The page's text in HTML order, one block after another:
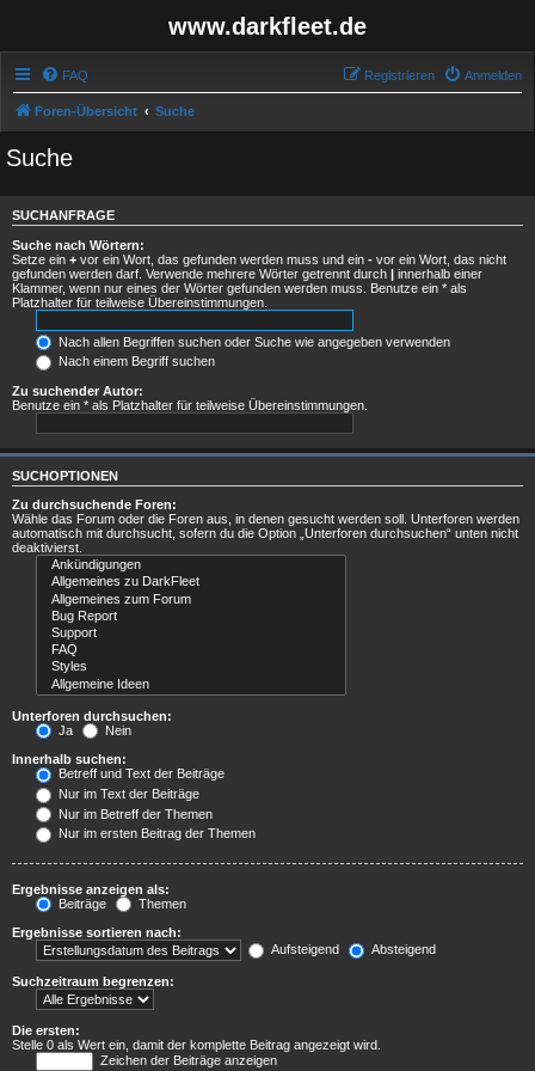
www.darkfleet.de
FAQ Anmelden
Registrieren
Foren-Übersicht Suche
Suche
SUCHANFRAGE
Suche nach Wörtern:
Setze ein + vor ein Wort, das gefunden werden muss und ein - vor ein Wort, das nicht
gefunden werden darf. Verwende mehrere Wörter getrennt durch | innerhalb einer
Klammer, wenn nur eines der Wörter gefunden werden muss. Benutze ein * als
Platzhalter für teilweise Übereinstimmungen.
Nach allen Begriffen suchen oder Suche wie angegeben verwenden
Nach einem Begriff suchen
Zu suchender Autor:
Benutze ein * als Platzhalter für teilweise Übereinstimmungen.
SUCHOPTIONEN
Zu durchsuchende Foren:
Wähle das Forum oder die Foren aus, in denen gesucht werden soll. Unterforen werden
automatisch mit durchsucht, sofern du die Option „Unterforen durchsuchen“ unten nicht
deaktivierst.
Unterforen durchsuchen:
Ja
Nein
Innerhalb suchen:
Betreff und Text der Beiträge
Nur im Text der Beiträge
Nur im Betreff der Themen
Nur im ersten Beitrag der Themen
Ergebnisse anzeigen als:
Beiträge
Themen
Ergebnisse sortieren nach:
Aufsteigend
Absteigend
Suchzeitraum begrenzen:
Die ersten:
Stelle 0 als Wert ein, damit der komplette Beitrag angezeigt wird.
Zeichen der Beiträge anzeigen